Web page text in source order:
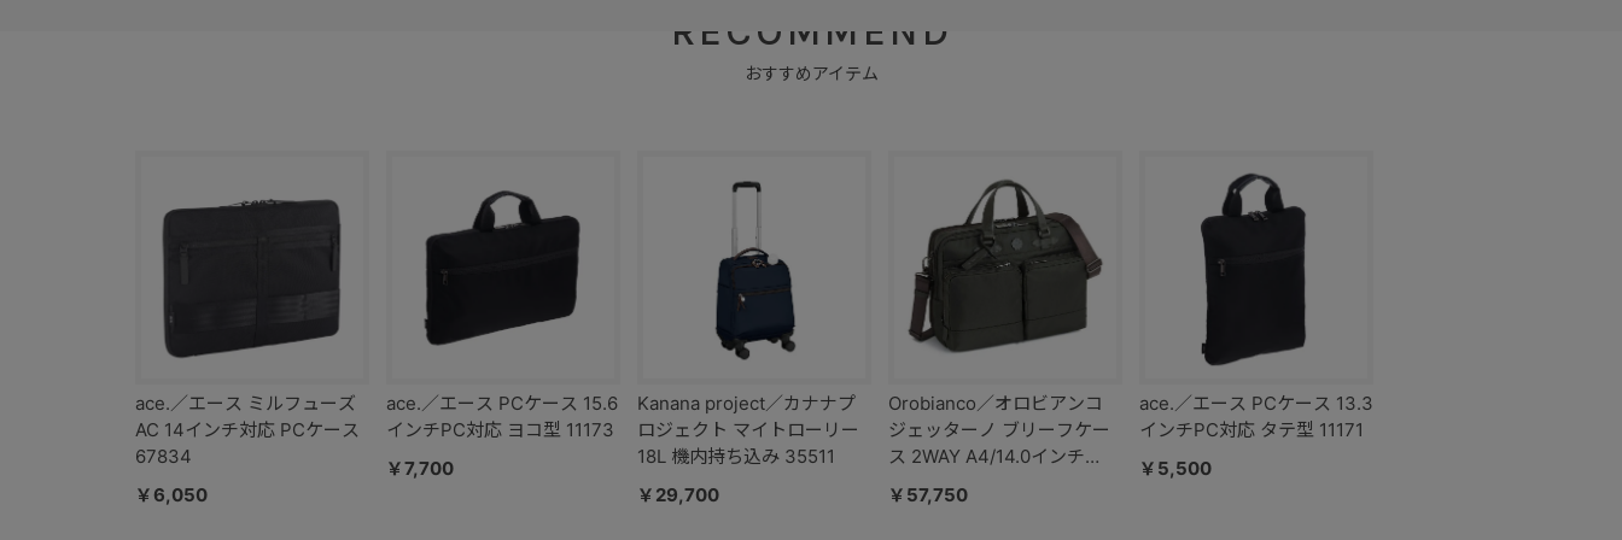
ace.／エース ミルフューズ
AC 14インチ対応 PCケース
67834
￥6,050
ace.／エース PCケース 15.6
インチPC対応 ヨコ型 11173
￥7,700
Kanana project／カナナプ
ロジェクト マイトローリー
18L 機内持ち込み 35511
￥29,700
Orobianco／オロビアンコ
ジェッターノ ブリーフケー
ス 2WAY A4/14.0インチ
￥57,750
ace.／エース PCケース 13.3
インチPC対応 タテ型 11171
￥5,500